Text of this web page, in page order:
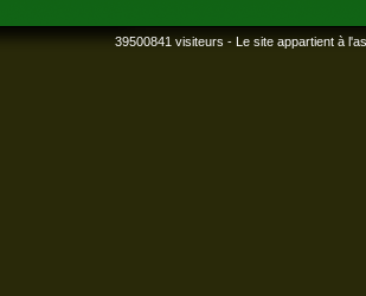
39500841 visiteurs - Le site appartient à